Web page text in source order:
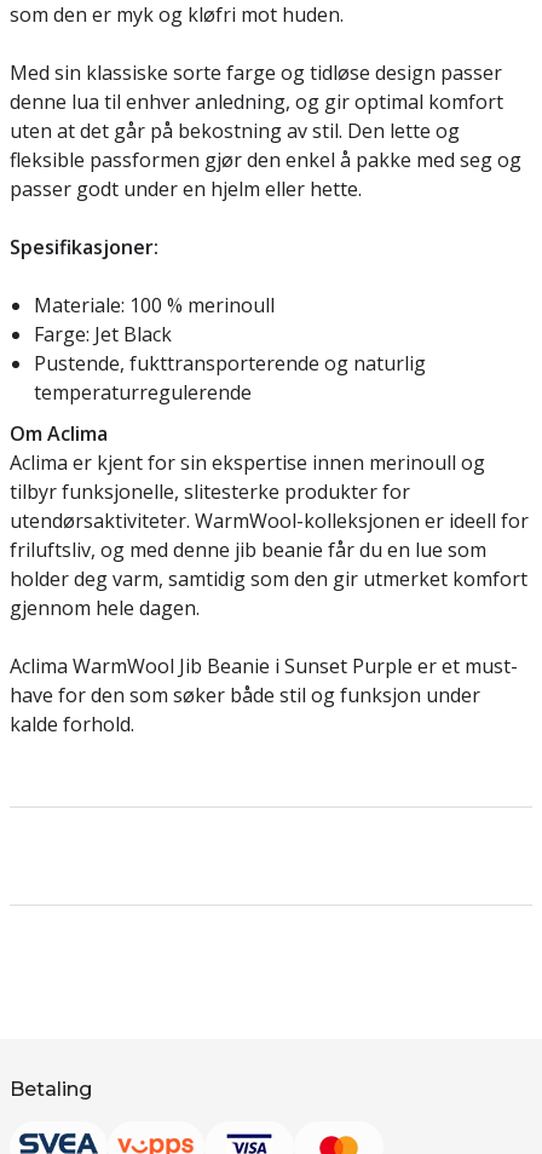
som den er myk og kløfri mot huden.
Med sin klassiske sorte farge og tidløse design passer
denne lua til enhver anledning, og gir optimal komfort
uten at det går på bekostning av stil. Den lette og
fleksible passformen gjør den enkel å pakke med seg og
passer godt under en hjelm eller hette.
Spesifikasjoner:
Materiale: 100 % merinoull
Farge: Jet Black
Pustende, fukttransporterende og naturlig
temperaturregulerende
Om Aclima
Aclima er kjent for sin ekspertise innen merinoull og
tilbyr funksjonelle, slitesterke produkter for
utendørsaktiviteter. WarmWool-kolleksjonen er ideell for
friluftsliv, og med denne jib beanie får du en lue som
holder deg varm, samtidig som den gir utmerket komfort
gjennom hele dagen.
Aclima WarmWool Jib Beanie i Sunset Purple er et must-
have for den som søker både stil og funksjon under
kalde forhold.
Betaling